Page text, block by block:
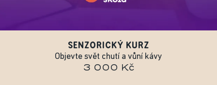
SENZORICKÝ KURZ
Objevte svět chutí a vůní kávy
3 000 Kč